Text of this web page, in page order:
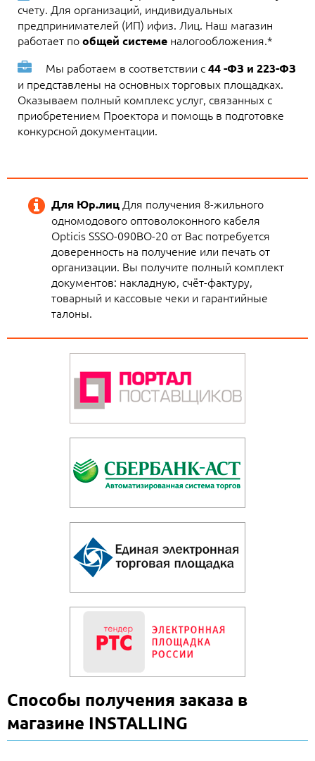
счету. Для организаций, индивидуальных
предпринимателей (ИП) ифиз. Лиц. Наш магазин
работает пообщей системе налогообложения.*
Мы работаем в соответствии с44 -ФЗ и 223-ФЗ
и представлены на основных торговых площадках.
Оказываем полный комплекс услуг, связанных с
приобретением Проектора и помощь в подготовке
конкурсной документации.
Для Юр.лицДля получения 8-жильного
одномодового оптоволоконного кабеля
Opticis SSSO-090BO-20 от Вас потребуется
доверенность на получение или печать от
организации. Вы получите полный комплект
документов: накладную, счёт-фактуру,
товарный и кассовые чеки и гарантийные
талоны.
Способы получения заказа в
магазине INSTALLING